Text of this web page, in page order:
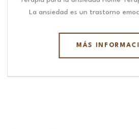
La ansiedad es un trastorno
MÁS